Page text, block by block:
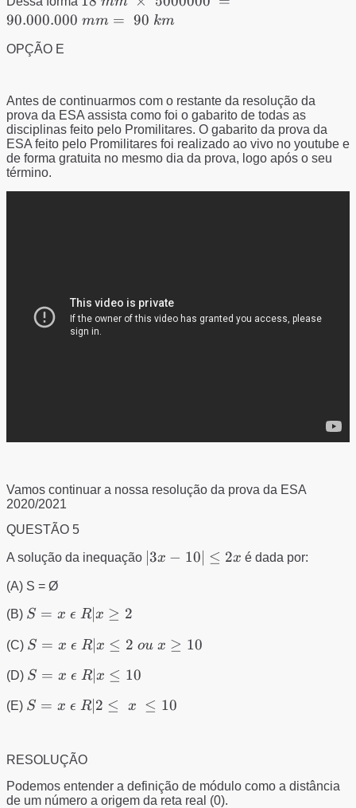
\times \
mm=\ 90\
km
90.000.000 mm = 90 km
OPÇÃO E
Antes de continuarmos com o restante da resolução da
prova da ESA assista como foi o gabarito de todas as
disciplinas feito pelo Promilitares. O gabarito da prova da
ESA feito pelo Promilitares foi realizado ao vivo no youtube e
de forma gratuita no mesmo dia da prova, logo após o seu
término.
Vamos continuar a nossa resolução da prova da ESA
2020/2021
QUESTÃO 5
A solução da inequação |3x
∣3x − 10∣ ≤ 2x é dada por:
(A) S = Ø
(B) S ={x
\ R| x
≥ 2}
S = x ϵ R∣ x ≥ 2
(C) S ={x
\ R| x
≤ 2 \
S = x ϵ R∣x ≤ 2 ou x ≥ 10
(D) S ={x
\ R| x
S = x ϵ R∣ x ≤ 10
(E) S ={x
\ x ≤
10}
S = x ϵ R∣2 ≤ x ≤ 10
RESOLUÇÃO
Podemos entender a definição de módulo como a distância
de um número a origem da reta real (0).